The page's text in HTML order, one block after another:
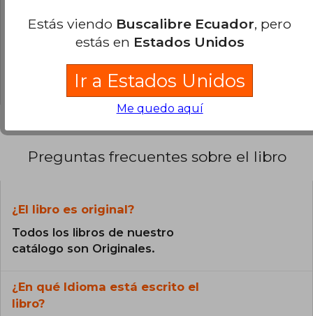
0% (0)
0% (0)
Preguntas frecuentes sobre el libro
¿El libro es original?
Todos los libros de nuestro
catálogo son Originales.
¿En qué Idioma está escrito el
libro?
Estás viendo Buscalibre Ecuador, pero
estás en Estados Unidos
Ir a Estados Unidos
Me quedo aquí